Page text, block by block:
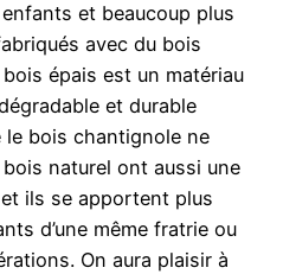
et beaucoup plus
avec du bois
épais est un matériau
et durable
bois chantignole ne
bois naturel ont aussi une
ils se apportent plus
d’une même fratrie ou
On aura plaisir à